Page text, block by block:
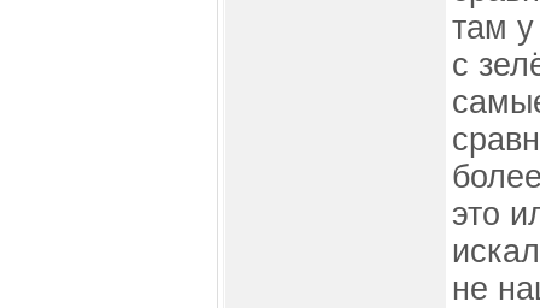
там
с
это
не